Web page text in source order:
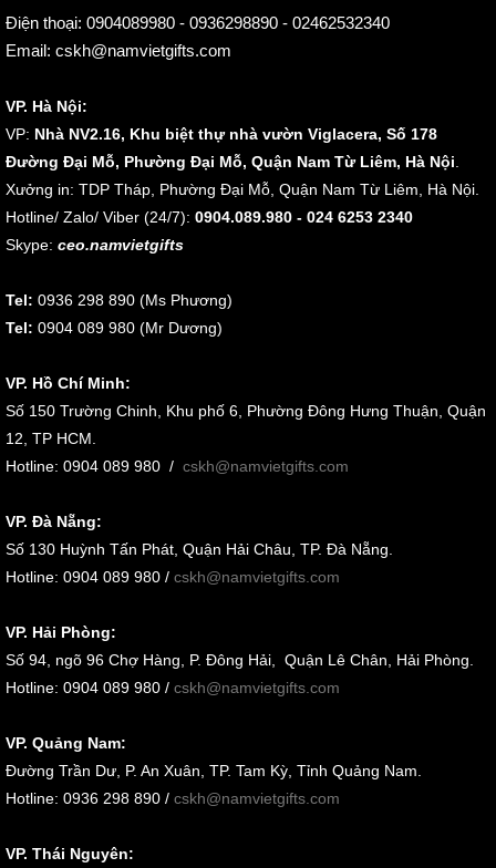
Điện thoại: 0904089980 - 0936298890 - 02462532340
Email: cskh@namvietgifts.com
VP. Hà Nội:
VP: Nhà NV2.16, Khu biệt thự nhà vườn Viglacera, Số 178
Đường Đại Mỗ, Phường Đại Mỗ, Quận Nam Từ Liêm, Hà Nội
Xưởng in: TDP Tháp, Phường Đại Mỗ, Quận Nam Từ Liêm, Hà Nội.
Hotline/ Zalo/ Viber (24/7): 0904.089.980 - 024 6253 2340
Skype: ceo.namvietgifts
Tel: 0936 298 890 (Ms Phương)
Tel: 0904 089 980 (Mr Dương)
VP. Hồ Chí Minh:
Số 150 Trường Chinh, Khu phố 6, Phường Đông Hưng Thuận, Quận
12, TP HCM.
Hotline: 0904 089 980 / cskh@namvietgifts.com
VP. Đà Nẵng:
Số 130 Huỳnh Tấn Phát, Quận Hải Châu, TP. Đà Nẵng
Hotline: 0904 089 980 / cskh@namvietgifts.com
VP. Hải Phòng:
Số 94, ngõ 96 Chợ Hàng, P. Đông Hải, Quận Lê Chân, Hải Phòng
Hotline: 0904 089 980 / cskh@namvietgifts.com
VP. Quảng Nam:
Đường Trần Dư, P. An Xuân, TP. Tam Kỳ, Tỉnh Quảng Nam
Hotline: 0936 298 890 / cskh@namvietgifts.com
VP. Thái Nguyên: